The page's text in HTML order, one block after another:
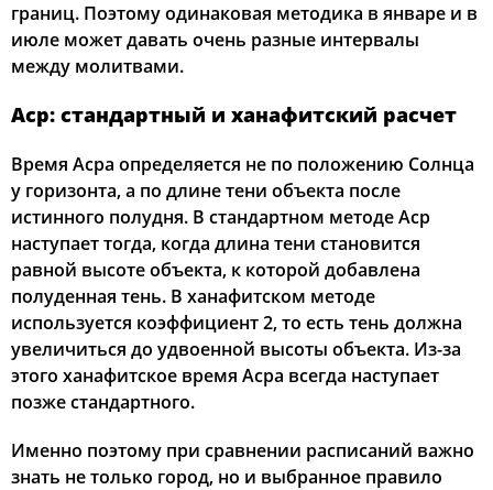
границ. Поэтому одинаковая методика в январе и в
июле может давать очень разные интервалы
между молитвами.
Аср: стандартный и ханафитский расчет
Время Асра определяется не по положению Солнца
у горизонта, а по длине тени объекта после
истинного полудня. В стандартном методе Аср
наступает тогда, когда длина тени становится
равной высоте объекта, к которой добавлена
полуденная тень. В ханафитском методе
используется коэффициент 2, то есть тень должна
увеличиться до удвоенной высоты объекта. Из-за
этого ханафитское время Асра всегда наступает
позже стандартного.
Именно поэтому при сравнении расписаний важно
знать не только город, но и выбранное правило